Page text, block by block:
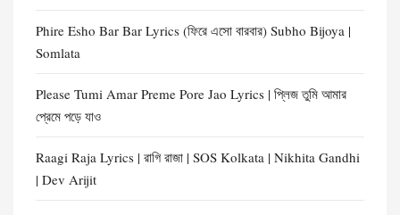
Phire Esho Bar Bar Lyrics (ফিরে এসো বারবার) Subho Bijoya |
Somlata
Please Tumi Amar Preme Pore Jao Lyrics | প্লিজ তুমি আমার
প্রেমে পড়ে যাও
Raagi Raja Lyrics | রাগি রাজা | SOS Kolkata | Nikhita Gandhi
| Dev Arijit